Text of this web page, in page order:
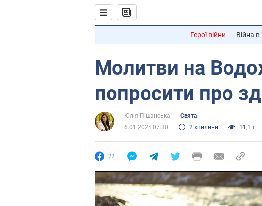
Герої війни Війна в
Молитви на
попросити про
Юлія Піщанська
Свята
6.01.2024 07:30
2 хвилини 11,1 т.
22